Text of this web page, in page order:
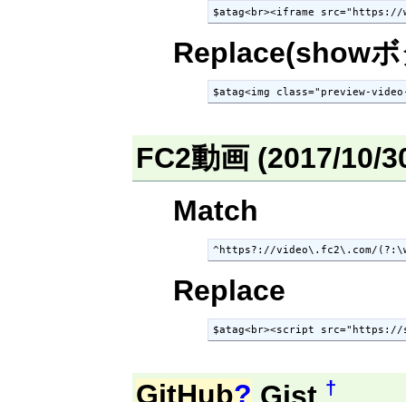
$atag<br><iframe src="https://
Replace(show
$atag<img class="preview-
FC2動画 (2017/10/
Match
^https?://video\.fc2\.com/
Replace
$atag<br><script
GitHub? Gist †